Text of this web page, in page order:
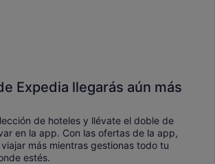
Expedia llegarás aún más
de hoteles y llévate el doble de
en la app. Con las ofertas de la app,
más mientras gestionas todo tu
estés.